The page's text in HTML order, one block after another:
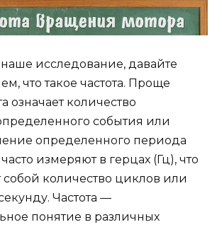
исследование, давайте
что такое частота. Проще
означает количество
события или
определенного периода
измеряют в герцах (Гц), что
собой количество циклов или
Частота —
понятие в различных